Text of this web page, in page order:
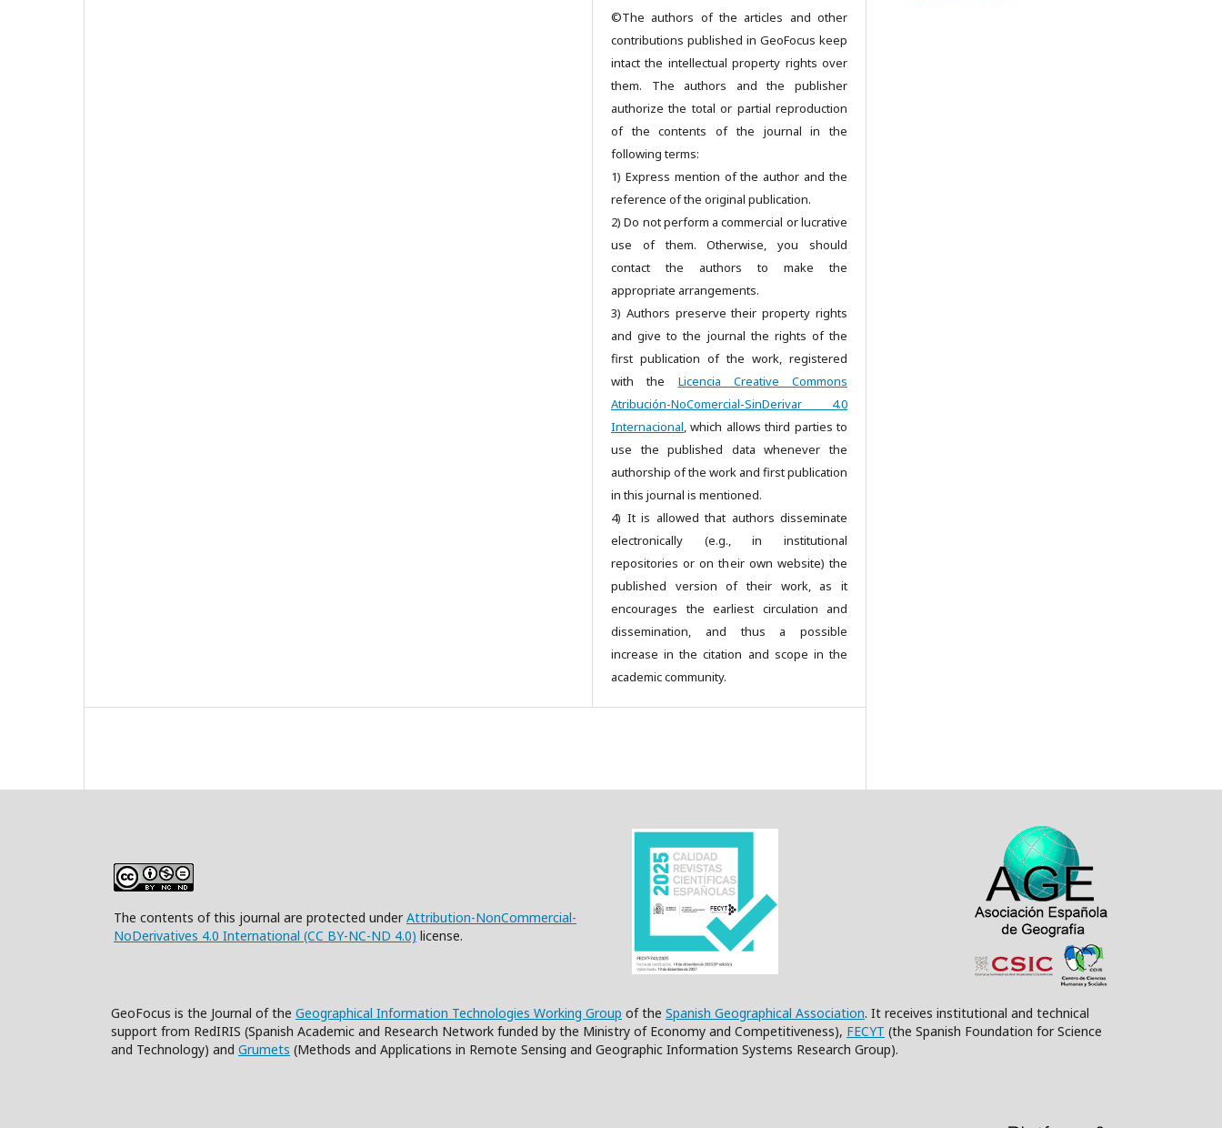
©The authors of the articles and other
contributions published in GeoFocus keep
intact the intellectual property rights over
them. The authors and the publisher
authorize the total or partial reproduction
of the contents of the journal in the
following terms:
1) Express mention of the author and the
reference of the original publication.
2) Do not perform a commercial or lucrative
use of them. Otherwise, you should
contact the authors to make the
appropriate arrangements.
3) Authors preserve their property rights
and give to the journal the rights of the
first publication of the work, registered
with the Licencia Creative Commons
Atribución-NoComercial-SinDerivar 4.0
Internacional, which allows third parties to
use the published data whenever the
authorship of the work and first publication
in this journal is mentioned.
4) It is allowed that authors disseminate
electronically (e.g., in institutional
repositories or on their own website) the
published version of their work, as it
encourages the earliest circulation and
dissemination, and thus a possible
increase in the citation and scope in the
academic community.
The contents of this journal are protected underAttribution-NonCommercial-
NoDerivatives 4.0 International (CC BY-NC-ND 4.0) license.
GeoFocus is the Journal of the Geographical Information Technologies Working Group of the Spanish Geographical Association. It receives institutional and technical
support from RedIRIS (Spanish Academic and Research Network funded by the Ministry of Economy and Competitiveness), FECYT (the Spanish Foundation for Science
and Technology) and Grumets (Methods and Applications in Remote Sensing and Geographic Information Systems Research Group).